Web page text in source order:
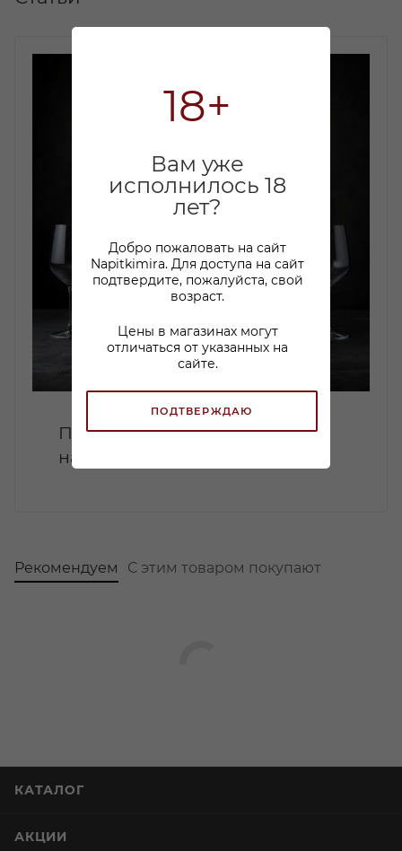
18+
Вам уже
исполнилось 18
лет?
Добро пожаловать на сайт
Napitkimira. Для доступа на сайт
подтвердите, пожалуйста, свой
возраст.
Цены в магазинах могут
отличаться от указанных на
сайте.
ПОДТВЕРЖДАЮ
Петнаты: Искусство создания
натурального игристого вина
Рекомендуем С этим товаром покупают
КАТАЛОГ
АКЦИИ